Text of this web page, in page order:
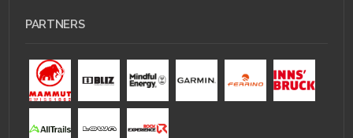
PARTNERS